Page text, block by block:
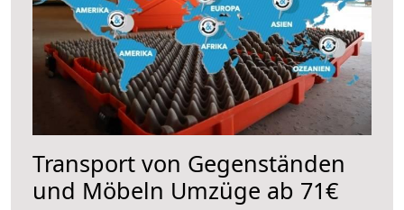
Transport von Gegenständen
und Möbeln Umzüge ab 71€